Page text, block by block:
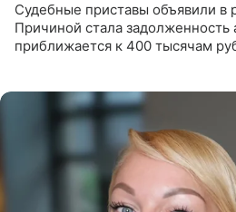
Судебные приставы объявили в
Причиной стала задолженность
приближается к 400 тысячам